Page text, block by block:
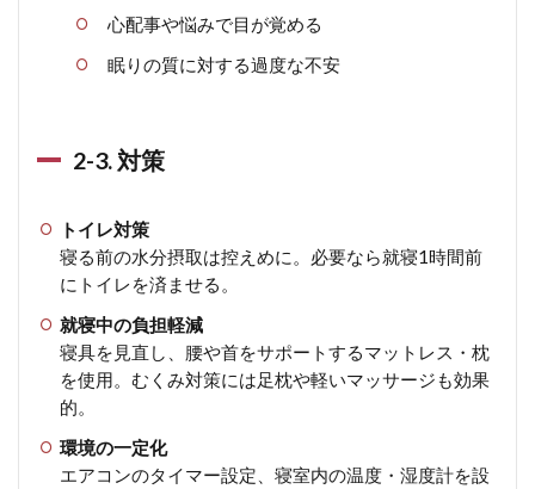
心配事や悩みで目が覚める
眠りの質に対する過度な不安
2-3. 対策
トイレ対策
寝る前の水分摂取は控えめに。必要なら就寝1時間前
にトイレを済ませる。
就寝中の負担軽減
寝具を見直し、腰や首をサポートするマットレス・枕
を使用。むくみ対策には足枕や軽いマッサージも効果
的。
環境の一定化
エアコンのタイマー設定、寝室内の温度・湿度計を設